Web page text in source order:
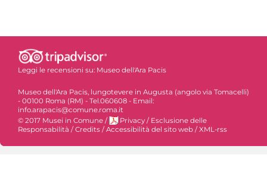
Leggi le recensioni su: Museo dell'Ara Pacis
Museo dell'Ara Pacis, lungotevere in Augusta (angolo via Tomacelli)
- 00100 Roma (RM) - Tel.060608 - Email:
info.arapacis@comune.roma.it
© 2017 Musei in Comune / Privacy / Esclusione delle
Responsabilità / Credits / Accessibilità del sito web / XML-rss